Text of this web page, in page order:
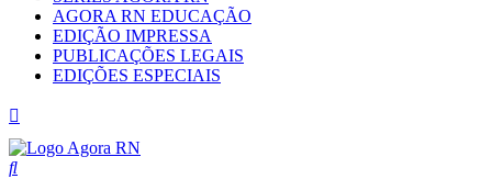
AGORA RN EDUCAÇÃO
EDIÇÃO IMPRESSA
PUBLICAÇÕES LEGAIS
EDIÇÕES ESPECIAIS